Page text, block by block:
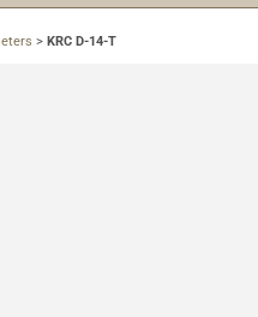
> KRC D-14-T